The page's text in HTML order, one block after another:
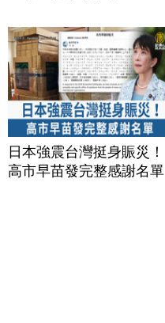
日本強震台灣挺身賑災！
高市早苗發完整感謝名單